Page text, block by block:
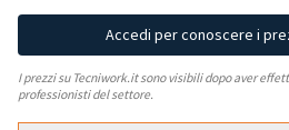
Accedi per conoscere i
I prezzi su Tecniwork.it sono visibili dopo aver
professionisti del settore.